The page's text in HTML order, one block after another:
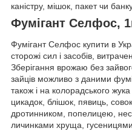
каністру, мішок, пакет чи
Фумігант Селфос,
Фумігант Селфос купити в
сторожі сил і засобів,
Зберігання врожаю без
зайців можливо з даними
також і на колорадського
цикадок, блішок, пявиць,
дротинником, попелицею,
личинками хруща,